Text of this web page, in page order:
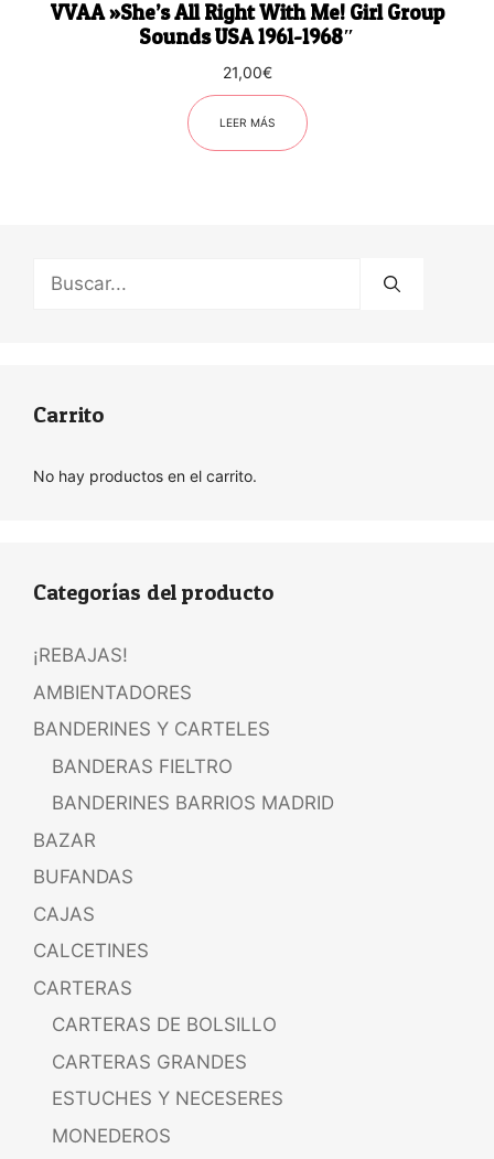
VVAA ‎»She’s All Right With Me! Girl Group
Sounds USA 1961-1968″
21,00€
LEER MÁS
Buscar:
Carrito
No hay productos en el carrito.
Categorías del producto
¡REBAJAS!
AMBIENTADORES
BANDERINES Y CARTELES
BANDERAS FIELTRO
BANDERINES BARRIOS MADRID
BAZAR
BUFANDAS
CAJAS
CALCETINES
CARTERAS
CARTERAS DE BOLSILLO
CARTERAS GRANDES
ESTUCHES Y NECESERES
MONEDEROS